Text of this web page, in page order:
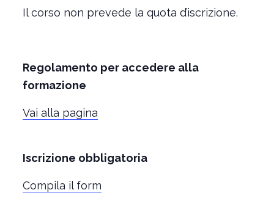
Il corso non prevede la quota d’iscrizione.
Regolamento per accedere alla
formazione
Vai alla pagina
Iscrizione obbligatoria
Compila il form